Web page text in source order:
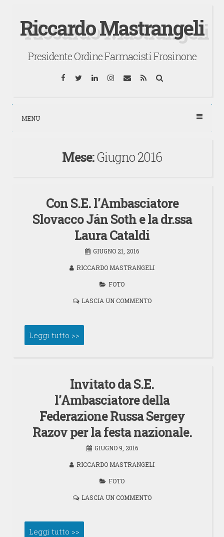
contenuto
Riccardo Mastrangeli
Presidente Ordine Farmacisti Frosinone
Facebook
TwitterLinkedInInstagram
EmailRSS
MENU
Mese:Giugno 2016
Con S.E. l’Ambasciatore
Slovacco Ján Soth e la dr.ssa
Laura Cataldi
GIUGNO 21, 2016
RICCARDO MASTRANGELI
FOTO
LASCIA UN COMMENTO
Leggi tutto >>
Invitato da S.E.
l’Ambasciatore della
Federazione Russa Sergey
Razov per la festa nazionale.
GIUGNO 9, 2016
RICCARDO MASTRANGELI
FOTO
LASCIA UN COMMENTO
Leggi tutto >>